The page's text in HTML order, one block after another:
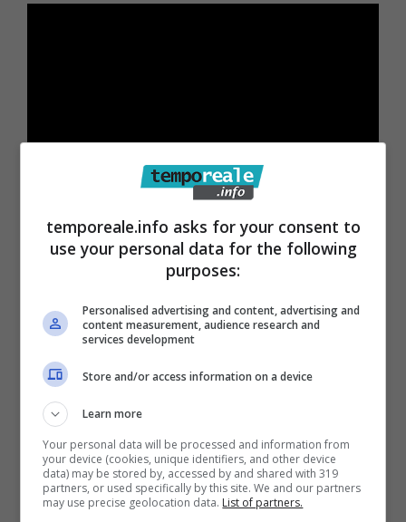
nostro appello a tutti i cittadini e a tutti i
turisti è al rispetto delle regole e del
sicurezza e l’incolumità di tutti, e al tempo
stesso per il decoro della nostra Città. Siamo
consapevoli che è necessario aumentare il
numero di stalli a disposizione per le biciclette
in Città, con il posizionamento anche in altre
aree. È in questa direzione che intendiamo
lavorare, per promuovere e dare impulso alla
temporeale.info asks for your consent to
use your personal data for the following
purposes:
Personalised advertising and content, advertising and
content measurement, audience research and
services development
Store and/or access information on a device
Learn more
Your personal data will be processed and information from
your device (cookies, unique identifiers, and other device
data) may be stored by, accessed by and shared with 319
partners, or used specifically by this site. We and our partners
may use precise geolocation data. List of partners.